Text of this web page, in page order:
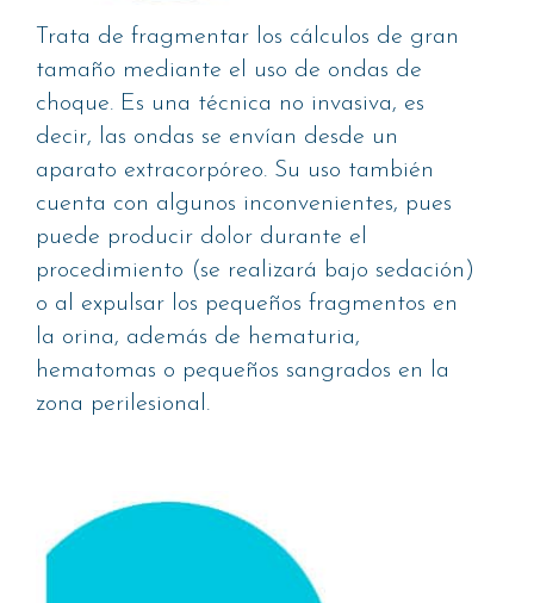
Trata de fragmentar los cálculos de gran
tamaño mediante el uso de ondas de
choque. Es una técnica no invasiva, es
decir, las ondas se envían desde un
aparato extracorpóreo. Su uso también
cuenta con algunos inconvenientes, pues
puede producir dolor durante el
procedimiento (se realizará bajo sedación)
o al expulsar los pequeños fragmentos en
la orina, además de hematuria,
hematomas o pequeños sangrados en la
zona perilesional.